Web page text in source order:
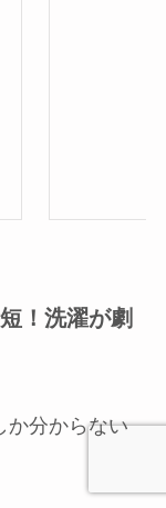
！洗濯が劇
か分からない